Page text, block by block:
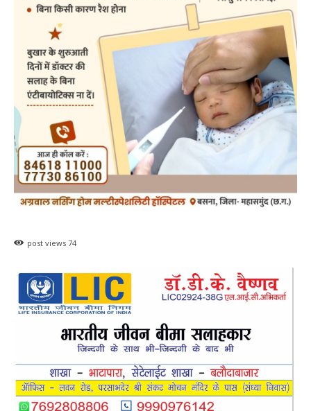
post views 74